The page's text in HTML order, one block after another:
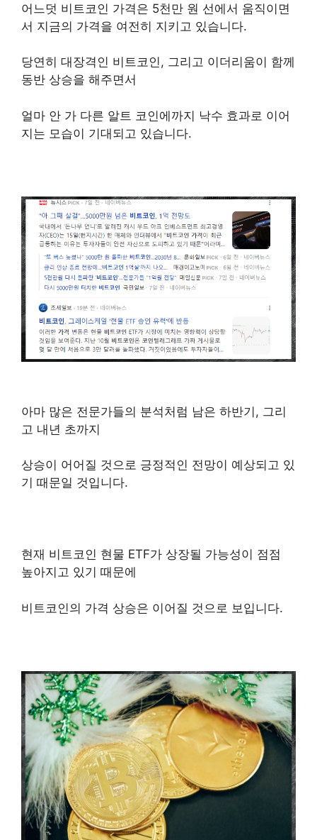
어느덧 비트코인 가격은 5천만 원 선에서 움직이면
서 지금의 가격을 여전히 지키고 있습니다.
당연히 대장격인 비트코인, 그리고 이더리움이 함께
동반 상승을 해주면서
얼마 안 가 다른 알트 코인에까지 낙수 효과로 이어
지는 모습이 기대되고 있습니다.
아마 많은 전문가들의 분석처럼 남은 하반기, 그리
고 내년 초까지
상승이 어어질 것으로 긍정적인 전망이 예상되고 있
기 때문일 것입니다.
현재 비트코인 현물 ETF가 상장될 가능성이 점점
높아지고 있기 때문에
비트코인의 가격 상승은 이어질 것으로 보입니다.